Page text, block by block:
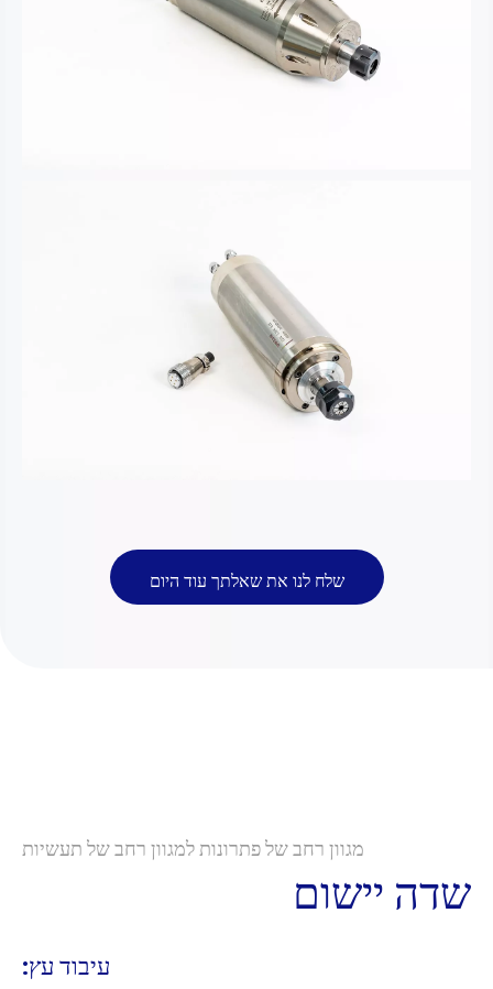
שלח לנו את שאלתך עוד היום
מגוון רחב של פתרונות למגוון רחב של תעשיות
שדה יישום
עיבוד עץ: